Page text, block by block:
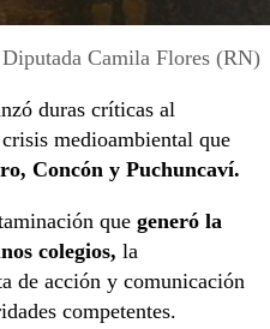
Diputada Camila Flores (RN)
duras críticas al
medioambiental que
Concón y Puchuncaví.
que generó la
colegios, la
de acción y comunicación
competentes.